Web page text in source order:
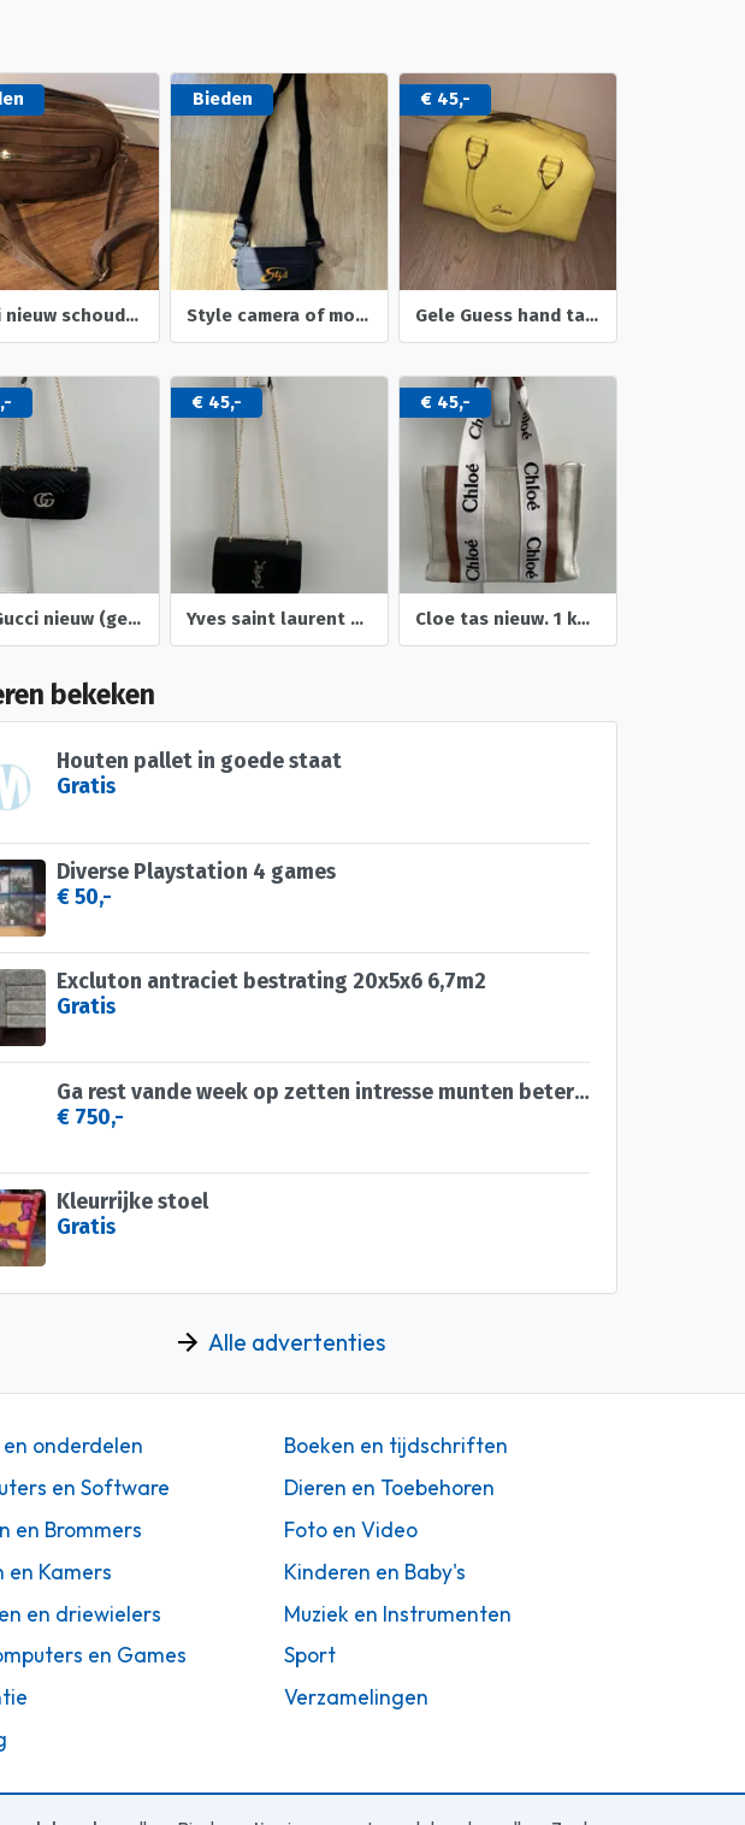
mooi nieuw schoudertasje kleur cognac kaartje er aan
Bieden
Style camera of mobiel tasje met draagriem en lus.
€ 45,-
Gele Guess hand tas in goede conditie.
Tas Gucci nieuw (geen gebruikssporen)
€ 45,-
Yves saint laurent tas
€ 45,-
Cloe tas nieuw. 1 keer gebruikt
bekeken
Houten pallet in goede staat
Gratis
Diverse Playstation 4 games
€ 50,-
Excluton antraciet bestrating 20x5x6 6,7m2
Gratis
Ga rest vande week op zetten intresse munten beter zien krij
€ 750,-
Kleurrijke stoel
Gratis
Alle advertenties
onderdelen
Boeken en tijdschriften
en Software
Dieren en Toebehoren
en Brommers
Foto en Video
en Kamers
Kinderen en Baby's
en driewielers
Muziek en Instrumenten
en Games
Sport
Verzamelingen